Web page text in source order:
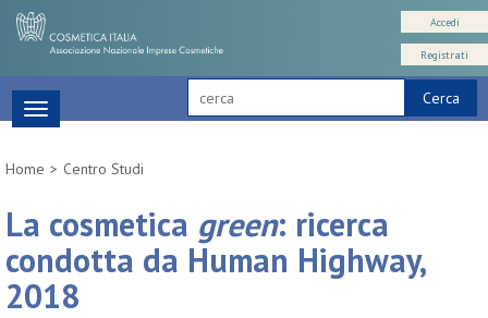
Cerca
Accedi
Registrati
Toggle
navigation
Home
Centro Studi
La cosmetica green: ricerca
condotta da Human Highway,
2018